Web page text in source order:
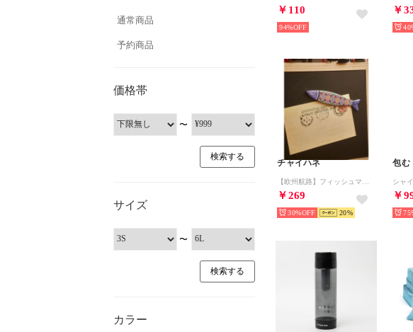
通常商品
予約商品
価格帯
〜
サイズ
〜
カラー
￥110
94%
￥
チャイハネ
￥269
30% 20
包む
￥